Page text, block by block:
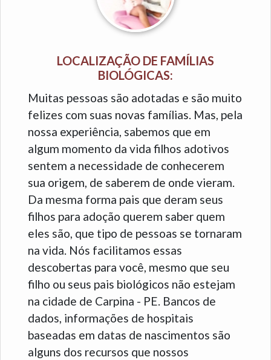
LOCALIZAÇÃO DE FAMÍLIAS
BIOLÓGICAS:
Muitas pessoas são adotadas e são muito
felizes com suas novas famílias. Mas, pela
nossa experiência, sabemos que em
algum momento da vida filhos adotivos
sentem a necessidade de conhecerem
sua origem, de saberem de onde vieram.
Da mesma forma pais que deram seus
filhos para adoção querem saber quem
eles são, que tipo de pessoas se tornaram
na vida. Nós facilitamos essas
descobertas para você, mesmo que seu
filho ou seus pais biológicos não estejam
na cidade de Carpina - PE. Bancos de
dados, informações de hospitais
baseadas em datas de nascimentos são
alguns dos recursos que nossos